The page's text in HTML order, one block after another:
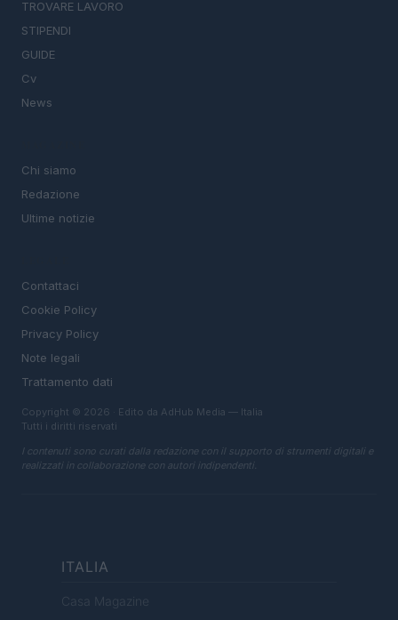
TROVARE LAVORO
STIPENDI
GUIDE
Cv
News
Chi siamo
Redazione
Ultime notizie
Contattaci
Cookie Policy
Privacy Policy
Note legali
Trattamento dati
Copyright © 2026 · Edito da AdHub Media — Italia
Tutti i diritti riservati
I contenuti sono curati dalla redazione con il supporto di strumenti digitali e
realizzati in collaborazione con autori indipendenti.
ITALIA
Casa Magazine